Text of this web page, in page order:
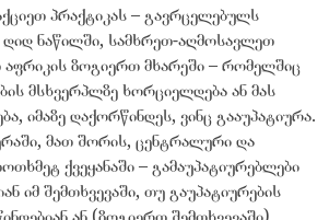
პრაქტიკას – გავრცელებულს
ნაწილში, სამხრეთ-აღმოსავლეთ
აფრიკის ზოგიერთ მხარეში – რომელშიც
მსხვერპლზე ხორციელდება ან მას
იმაზე დაქორწინდეს, ვინც გააუპატიურა.
მათ შორის, ცენტრალური და
ქვეყანაში – გამაუპატიურებლები
იმ შემთხვევაში, თუ გაუპატიურების